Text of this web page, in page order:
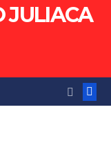
JULIACA